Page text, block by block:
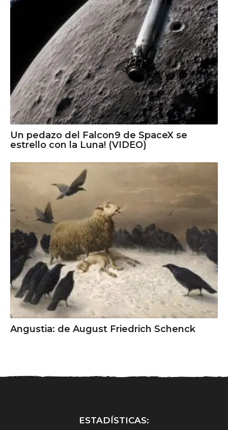
Un pedazo del Falcon9 de SpaceX se
estrello con la Luna! (VIDEO)
Angustia: de August Friedrich Schenck
ESTADÍSTICAS: